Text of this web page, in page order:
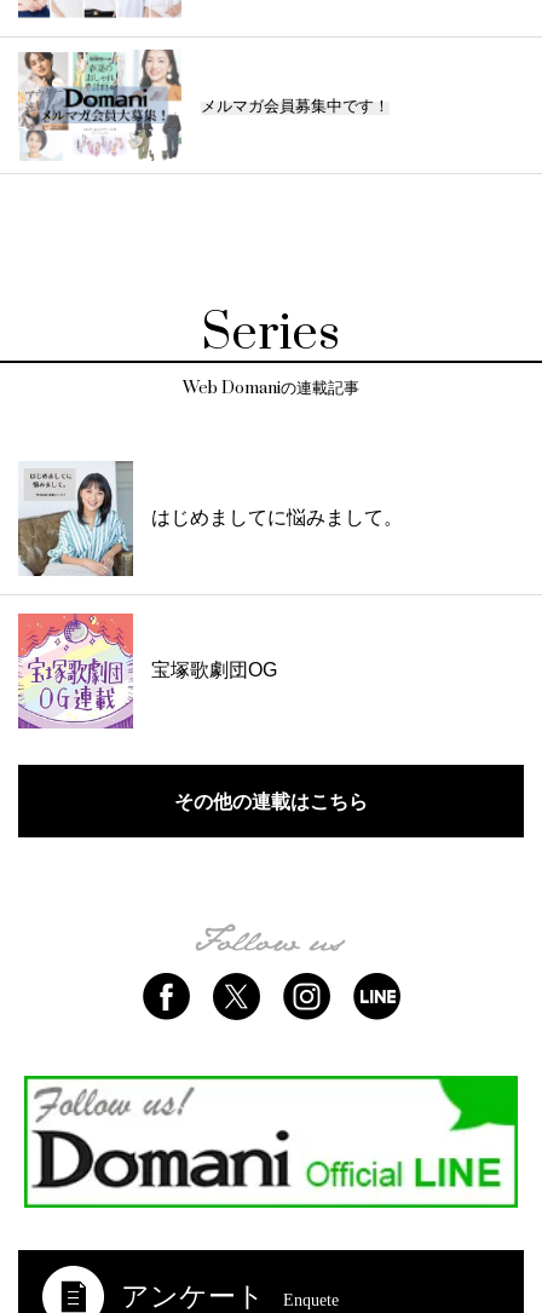
メルマガ会員募集中です！
Series
Web Domaniの連載記事
はじめましてに悩みまして。
宝塚歌劇団OG
その他の連載はこちら
アンケート Enquete